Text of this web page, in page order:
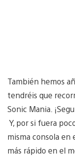
También hemos
tendréis que
Sonic Mania.
Y, por si fuera
misma consola en
más rápido en el